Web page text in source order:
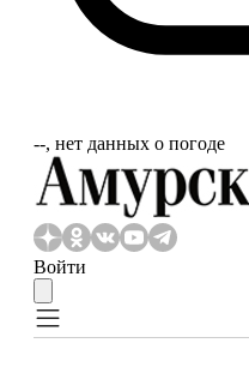
‐‐, нет данных о погоде
Войти